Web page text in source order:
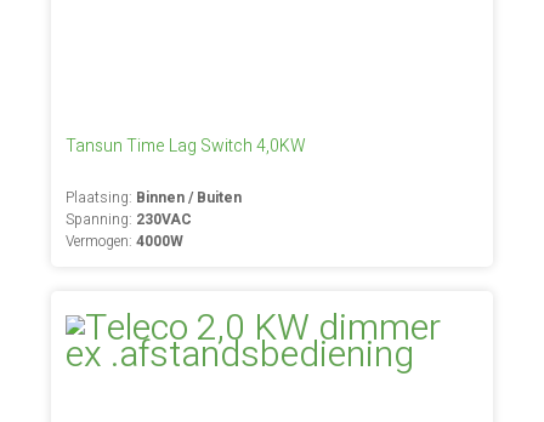
Tansun Time Lag Switch 4,0KW
Plaatsing: Binnen / Buiten
Spanning: 230VAC
Vermogen:4000W